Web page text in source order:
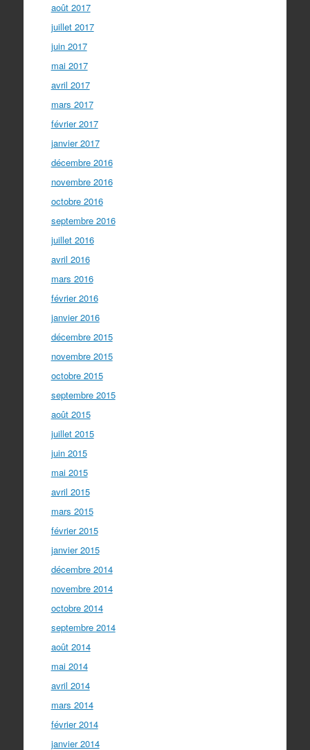
août 2017
juillet 2017
juin 2017
mai 2017
avril 2017
mars 2017
février 2017
janvier 2017
décembre 2016
novembre 2016
octobre 2016
septembre 2016
juillet 2016
avril 2016
mars 2016
février 2016
janvier 2016
décembre 2015
novembre 2015
octobre 2015
septembre 2015
août 2015
juillet 2015
juin 2015
mai 2015
avril 2015
mars 2015
février 2015
janvier 2015
décembre 2014
novembre 2014
octobre 2014
septembre 2014
août 2014
mai 2014
avril 2014
mars 2014
février 2014
janvier 2014